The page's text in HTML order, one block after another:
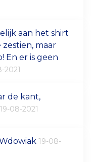
aan het shirt
maar
En er is geen
2021
de kant,
19-08-2021
19-08-